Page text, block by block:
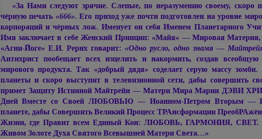
«За Нами следуют зрячие. Слепые, по неразумению своему,
чёрную печать «666». Его приход уже почти подготовлен на уровне
корпораций и чёрных лож. Именует он себя Именем Планетарного
Имя заключает в себе Женский Принцип: «Майя» — Мировая
«Агни-Йоге» Е.И. Рерих говарит: «Одно русло, одно знамя —
Антихрист пообещает всех изцелить и накормить, создав всеобщую
мирового продукта. Так «добрый дядя» соделает серую массу
планеты и скоро выступит в телевизионной сети, дабы совершить
примет Защиту Истинной Майтрейи — Матери МираМарии ДЭВИ
Дней Вместе со Своей ЛЮБОВЬЮ — Иоанном-Петром Вторым —
планете, дабы Совершить Великий Процесс ТРАнсформации
Жизни, где Правит всем Единый Кон: ЛЮБОВЬ, ГАРМОНИЯ, СВЕТ.
Живом Золоте Духа Святого Всевышней Матери Света…»